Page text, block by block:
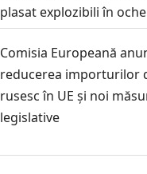
plasat explozibili în
Comisia Europeană
reducerea importurilor
rusesc în UE și noi
legislative